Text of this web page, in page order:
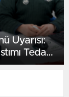
Uyarısı:
Tedavi